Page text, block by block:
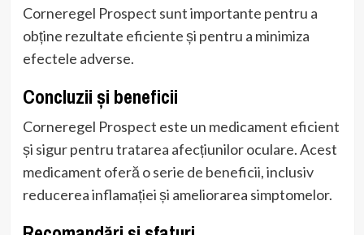
Corneregel Prospect sunt importante pentru a
obține rezultate eficiente și pentru a minimiza
efectele adverse.
Concluzii și beneficii
Corneregel Prospect este un medicament eficient
și sigur pentru tratarea afecțiunilor oculare. Acest
medicament oferă o serie de beneficii, inclusiv
reducerea inflamației și ameliorarea simptomelor.